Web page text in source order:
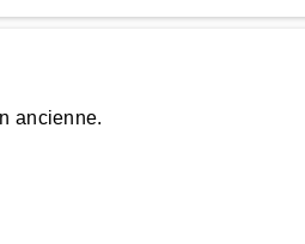
ancienne.